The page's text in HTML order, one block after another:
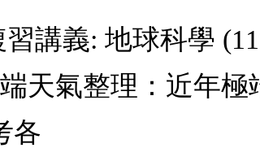
講義: 地球科學
天氣整理：近年
各